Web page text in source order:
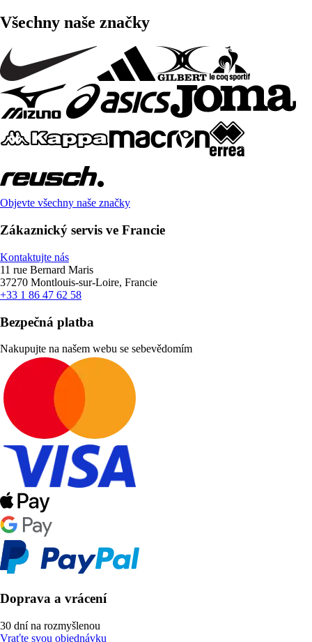
Všechny naše značky
Objevte všechny naše značky
Zákaznický servis ve Francie
Kontaktujte nás
11 rue Bernard Maris
37270 Montlouis-sur-Loire, Francie
+33 1 86 47 62 58
Bezpečná platba
Nakupujte na našem webu se sebevědomím
Doprava a vrácení
30 dní na rozmyšlenou
Vraťte svou objednávku